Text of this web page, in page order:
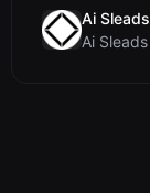
Ai Sleads